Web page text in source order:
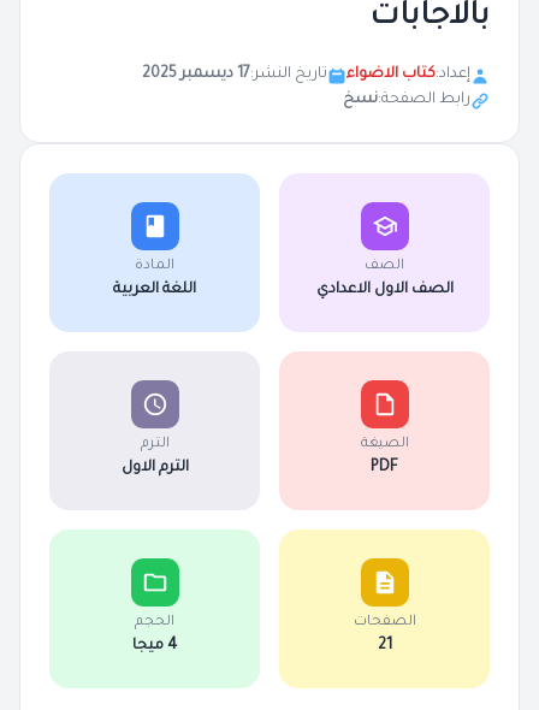
بالاجابات
إعداد:كتاب الاضواء تاريخ النشر:17 ديسمبر 2025
رابط الصفحة:نسخ
الصف
الصف الاول الاعدادي
المادة
اللغة العربية
الصيغة
PDF
الترم
الترم الاول
الصفحات
21
الحجم
4 ميجا